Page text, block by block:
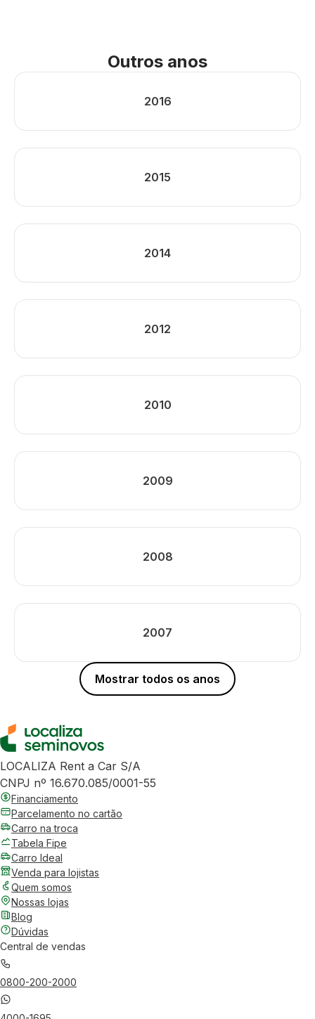
Outros anos
2016
2015
2014
2012
2010
2009
2008
2007
Mostrar todos os anos
LOCALIZA Rent a Car S/A
CNPJ nº 16.670.085/0001-55
Financiamento
Parcelamento no cartão
Carro na troca
Tabela Fipe
Carro Ideal
Venda para lojistas
Quem somos
Nossas lojas
Blog
Dúvidas
Central de vendas
0800-200-2000